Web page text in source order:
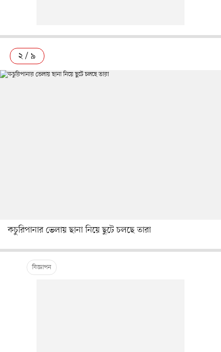
২ / ৯
কচুরিপানার ভেলায় ছানা নিয়ে ছুটে চলছে তারা